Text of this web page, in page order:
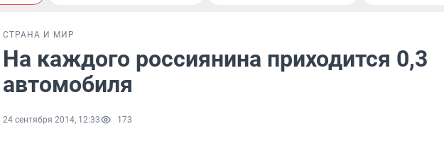
СТРАНА И МИР
На каждого россиянина приходится 0,3
автомобиля
24 сентября 2014, 12:33 173